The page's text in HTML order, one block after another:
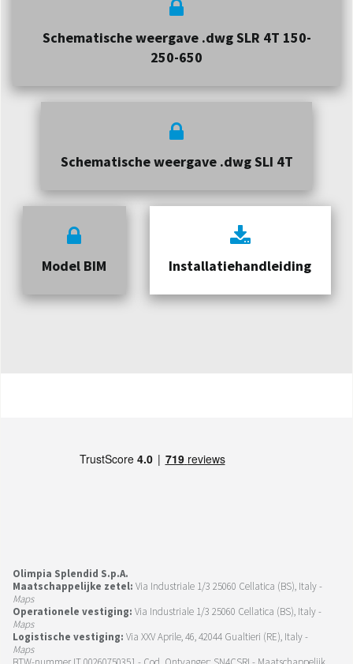
Schematische weergave .dwg SLR 4T 150-
250-650
Schematische weergave .dwg SLI 4T
Model BIM Installatiehandleiding
Olimpia Splendid S.p.A.
Maatschappelijke zetel: Via Industriale 1/3 25060 Cellatica (BS), Italy -
Maps
Operationele vestiging: Via Industriale 1/3 25060 Cellatica (BS), Italy -
Maps
Logistische vestiging: Via XXV Aprile, 46, 42044 Gualtieri (RE), Italy -
Maps